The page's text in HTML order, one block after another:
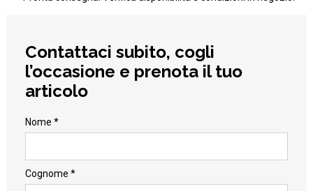
Contattaci subito, cogli
l’occasione e prenota il tuo
articolo
Nome *
Cognome *